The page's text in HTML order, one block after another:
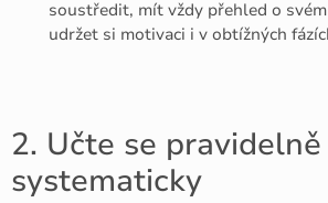
soustředit, mít vždy přehled o
udržet si motivaci i v obtížných
2. Učte se pravidelně
systematicky